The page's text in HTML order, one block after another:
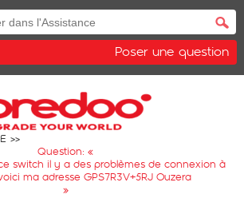
Poser une question
Question: «
switch il y a des problèmes de connexion à
ma adresse GPS7R3V+5RJ Ouzera
»